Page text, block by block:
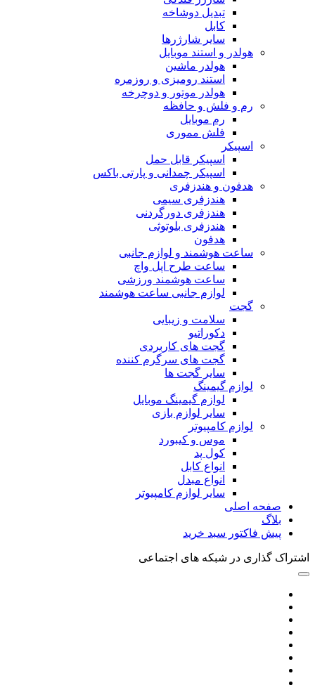
تبدیل دوشاخه
کابل
سایر شارژرها
هولدر و استند موبایل
هولدر ماشین
استند رومیزی و روزمره
هولدر موتور و دوچرخه
رم و فلش و حافظه
رم موبایل
فلش مموری
اسپیکر
اسپیکر قابل حمل
اسپیکر چمدانی و پارتی باکس
هدفون و هندزفری
هندزفری سیمی
هندزفری دورگردنی
هندزفری بلوتوثی
هدفون
ساعت هوشمند و لوازم جانبی
ساعت طرح اپل واچ
ساعت هوشمند ورزشی
لوازم جانبی ساعت هوشمند
گجت
سلامت و زیبایی
دکوراتیو
گجت های کاربردی
گجت های سرگرم کننده
سایر گجت ها
لوازم گیمینگ
لوازم گیمینگ موبایل
سایر لوازم بازی
لوازم کامپیوتر
موس و کیبورد
کول پد
انواع کابل
انواع مبدل
سایر لوازم کامپیوتر
صفحه اصلی
بلاگ
پیش فاکتور سبد خرید
اشتراک گذاری در شبکه های اجتماعی